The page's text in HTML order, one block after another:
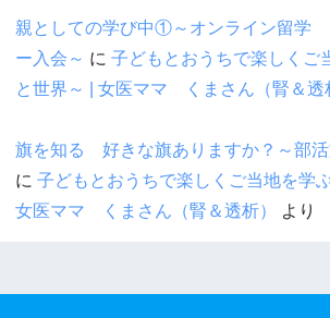
親としての学び中①～オンライン留学
ー入会～ に 子どもとおうちで楽しくご
と世界～ | 女医ママ くまさん（腎＆透
旗を知る 好きな旗ありますか？～部活
に 子どもとおうちで楽しくご当地を学
女医ママ くまさん（腎＆透析）
より